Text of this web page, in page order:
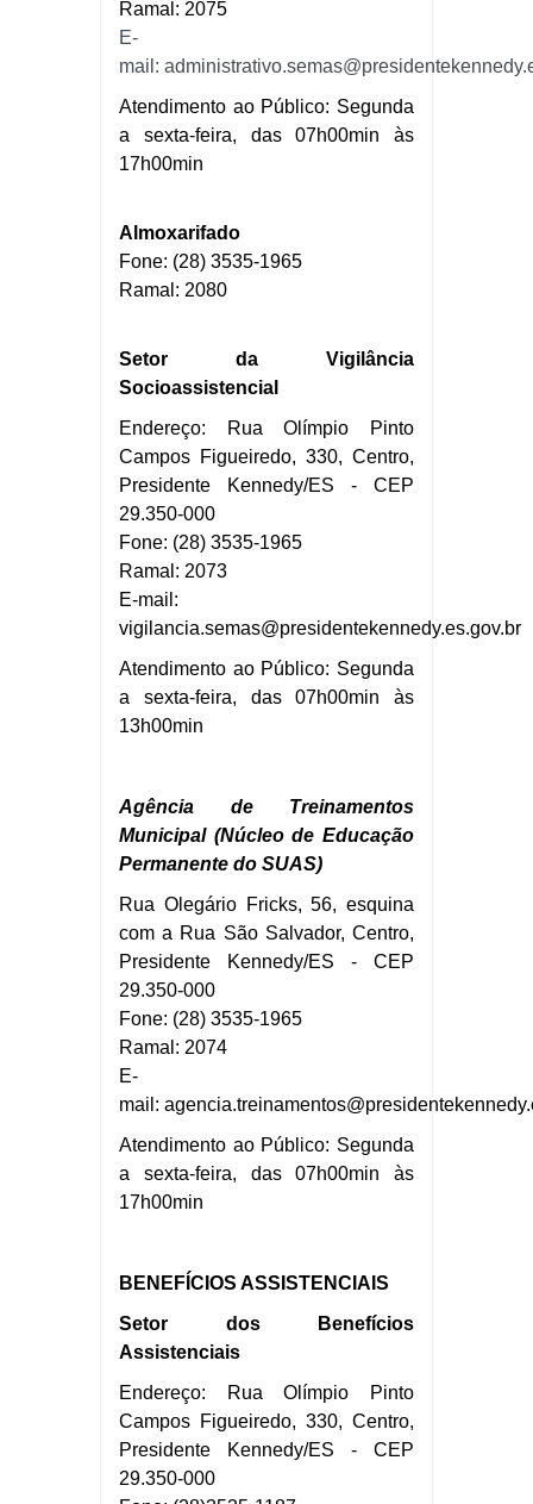
Ramal: 2075
E-
mail:
Atendimento ao Público: Segunda
a sexta-feira, das 07h00min às
17h00min
Almoxarifado
Fone: (28) 3535-1965
Ramal: 2080
Setor da Vigilância
Socioassistencial
Endereço: Rua Olímpio Pinto
Campos Figueiredo, 330, Centro,
Presidente Kennedy/ES - CEP
29.350-000
Fone: (28) 3535-1965
Ramal: 2073
E-mail:
vigilancia.semas@presidentekennedy.es.gov.br
Atendimento ao Público: Segunda
a sexta-feira, das 07h00min às
13h00min
Agência de Treinamentos
Municipal (Núcleo de Educação
Permanente do SUAS)
Rua Olegário Fricks, 56, esquina
com a Rua São Salvador, Centro,
Presidente Kennedy/ES - CEP
29.350-000
Fone: (28) 3535-1965
Ramal: 2074
E-
mail:
Atendimento ao Público: Segunda
a sexta-feira, das 07h00min às
17h00min
BENEFÍCIOS ASSISTENCIAIS
Setor dos Benefícios
Assistenciais
Endereço: Rua Olímpio Pinto
Campos Figueiredo, 330, Centro,
Presidente Kennedy/ES - CEP
29.350-000